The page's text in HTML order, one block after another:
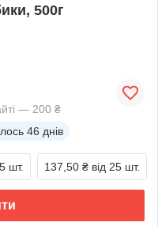
500г
— 200 ₴
46 днів
шт. 137,50 ₴ від 25 шт.